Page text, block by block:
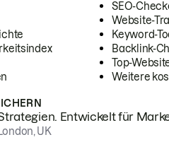
SEO-
Website-
Keyword-
Backlink-
Top-
Weitere
Entwickelt für
UK